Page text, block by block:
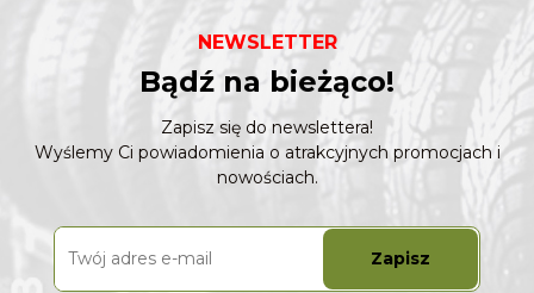
NEWSLETTER
Bądź na bieżąco!
Zapisz się do newslettera!
Wyślemy Ci powiadomienia o atrakcyjnych promocjach i
nowościach.
Zapisz